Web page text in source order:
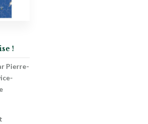
!
Pierre-